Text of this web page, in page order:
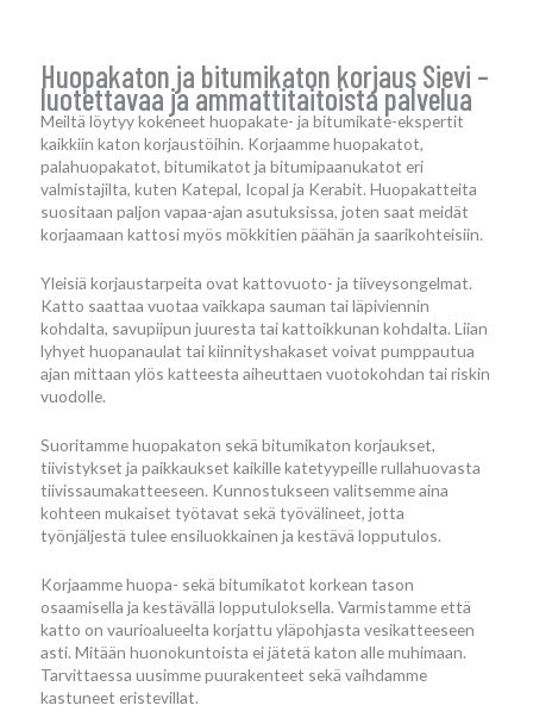
Huopakaton ja bitumikaton korjaus Sievi –
luotettavaa ja ammattitaitoista palvelua
Meiltä löytyy kokeneet huopakate- ja bitumikate-ekspertit
kaikkiin katon korjaustöihin. Korjaamme huopakatot,
palahuopakatot, bitumikatot ja bitumipaanukatot eri
valmistajilta, kuten Katepal, Icopal ja Kerabit. Huopakatteita
suositaan paljon vapaa-ajan asutuksissa, joten saat meidät
korjaamaan kattosi myös mökkitien päähän ja saarikohteisiin.
Yleisiä korjaustarpeita ovat kattovuoto- ja tiiveysongelmat.
Katto saattaa vuotaa vaikkapa sauman tai läpiviennin
kohdalta, savupiipun juuresta tai kattoikkunan kohdalta. Liian
lyhyet huopanaulat tai kiinnityshakaset voivat pumppautua
ajan mittaan ylös katteesta aiheuttaen vuotokohdan tai riskin
vuodolle.
Suoritamme huopakaton sekä bitumikaton korjaukset,
tiivistykset ja paikkaukset kaikille katetyypeille rullahuovasta
tiivissaumakatteeseen. Kunnostukseen valitsemme aina
kohteen mukaiset työtavat sekä työvälineet, jotta
työnjäljestä tulee ensiluokkainen ja kestävä lopputulos.
Korjaamme huopa- sekä bitumikatot korkean tason
osaamisella ja kestävällä lopputuloksella. Varmistamme että
katto on vaurioalueelta korjattu yläpohjasta vesikatteeseen
asti. Mitään huonokuntoista ei jätetä katon alle muhimaan.
Tarvittaessa uusimme puurakenteet sekä vaihdamme
kastuneet eristevillat.